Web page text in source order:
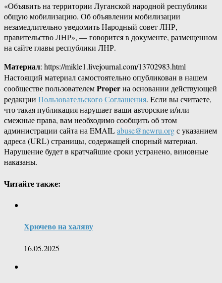
«Объявить на территории Луганской народной республики
общую мобилизацию. Об объявлении мобилизации
незамедлительно уведомить Народный совет ЛНР,
правительство ЛНР», — говорится в документе, размещенном
на сайте главы республики ЛНР.
Материал: https://mikle1.livejournal.com/13702983.html
Настоящий материал самостоятельно опубликован в нашем
сообществе пользователемProperна основании действующей
редакции Пользовательского Соглашения. Если вы считаете,
что такая публикация нарушает ваши авторские и/или
смежные права, вам необходимо сообщить об этом
администрации сайта на EMAILabuse@newru.orgс указанием
адреса (URL) страницы, содержащей спорный материал.
Нарушение будет в кратчайшие сроки устранено, виновные
наказаны.
Читайте также:
Хрючево на халяву
16.05.2025